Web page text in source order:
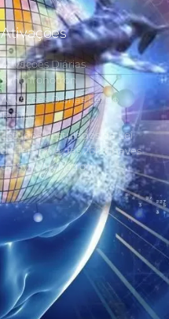
Ativações
Ativações Diárias
Synchronotron
Ativações Diárias Lei do
Tempo
Estudos Postulados da Lei
do Tempo e das 260 Chaves
do Synchronotron